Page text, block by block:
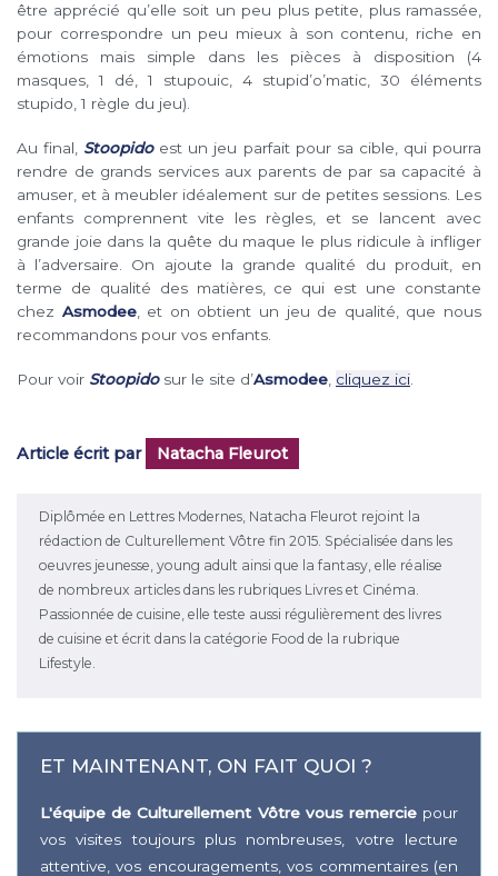
être apprécié qu’elle soit un peu plus petite, plus ramassée,
pour correspondre un peu mieux à son contenu, riche en
émotions mais simple dans les pièces à disposition (4
masques, 1 dé, 1 stupouic, 4 stupid’o’matic, 30 éléments
stupido, 1 règle du jeu).
Au final, Stoopido est un jeu parfait pour sa cible, qui pourra
rendre de grands services aux parents de par sa capacité à
amuser, et à meubler idéalement sur de petites sessions. Les
enfants comprennent vite les règles, et se lancent avec
grande joie dans la quête du maque le plus ridicule à infliger
à l’adversaire. On ajoute la grande qualité du produit, en
terme de qualité des matières, ce qui est une constante
chez Asmodee, et on obtient un jeu de qualité, que nous
recommandons pour vos enfants.
Pour voir Stoopido sur le site d’Asmodee, cliquez ici.
Article écrit par Natacha Fleurot
Diplômée en Lettres Modernes, Natacha Fleurot rejoint la
rédaction de Culturellement Vôtre fin 2015. Spécialisée dans les
oeuvres jeunesse, young adult ainsi que la fantasy, elle réalise
de nombreux articles dans les rubriques Livres et Cinéma.
Passionnée de cuisine, elle teste aussi régulièrement des livres
de cuisine et écrit dans la catégorie Food de la rubrique
Lifestyle.
ET MAINTENANT, ON FAIT QUOI ?
L'équipe de Culturellement Vôtre vous remerciepour
vos visites toujours plus nombreuses, votre lecture
attentive, vos encouragements, vos commentaires (en